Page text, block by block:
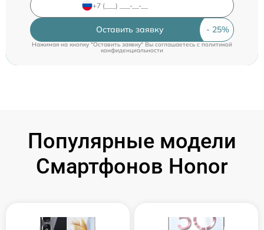
Оставить заявку
Нажимая на кнопку "Оставить заявку" Вы соглашаетесь cполитикой
конфиденциальности
Популярные модели
Смартфонов Honor